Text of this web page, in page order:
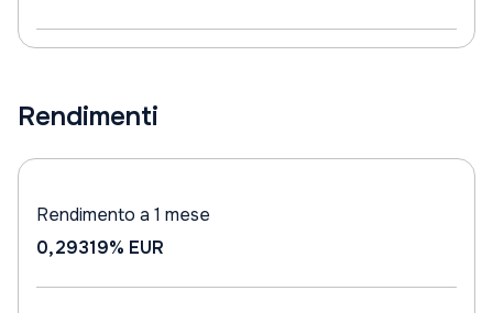
Rendimenti
Rendimento a 1 mese
0,29319% EUR